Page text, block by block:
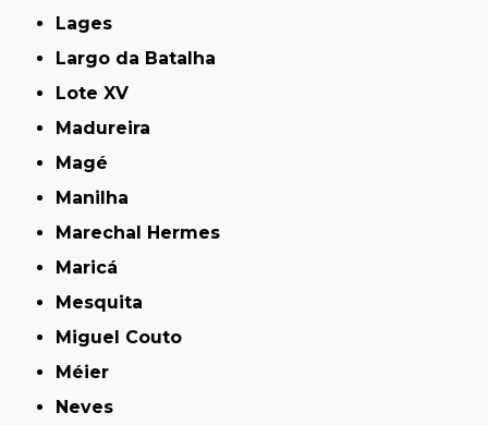
Lages
Largo da Batalha
Lote XV
Madureira
Magé
Manilha
Marechal Hermes
Maricá
Mesquita
Miguel Couto
Méier
Neves